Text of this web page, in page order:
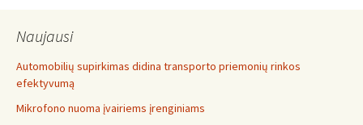
Naujausi
Automobilių supirkimas didina transporto priemonių rinkos
efektyvumą
Mikrofono nuoma įvairiems įrenginiams